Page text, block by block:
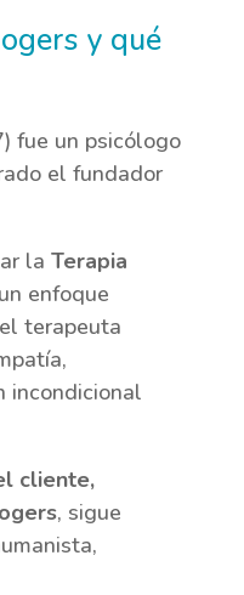
y qué
fue un psicólogo
el fundador
la Terapia
enfoque
terapeuta
incondicional
cliente,
, sigue